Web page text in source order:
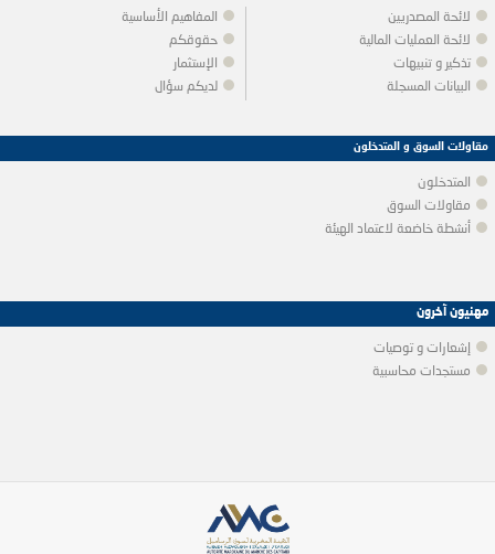
المفاهيم الأساسية
حقوقكم
الإستثمار
لديكم سؤال
لائحة المصدريين
لائحة العمليات المالية
تذكير و تنبيهات
البيانات المسجلة
مقاولات السوق و المتدخلون
المتدخلون
مقاولات السوق
أنشطة خاضعة لاعتماد الهيئة
مهنيون آخرون
إشعارات و توصيات
مستجدات محاسبية